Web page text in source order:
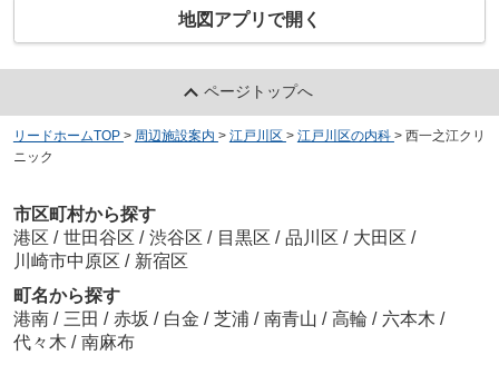
地図アプリで開く
ページトップへ
リードホームTOP > 周辺施設案内 > 江戸川区 > 江戸川区の内科 > 西一之江クリ
ニック
市区町村から探す
港区 / 世田谷区 / 渋谷区 / 目黒区 / 品川区 / 大田区 /
川崎市中原区 / 新宿区
町名から探す
港南 / 三田 / 赤坂 / 白金 / 芝浦 / 南青山 / 高輪 / 六本木 /
代々木 / 南麻布